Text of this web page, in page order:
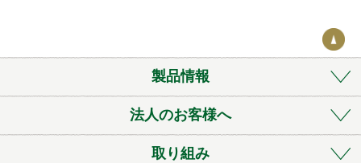
製品情報
法人のお客様へ
取り組み